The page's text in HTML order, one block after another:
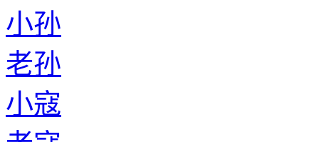
小孙
老孙
小寇